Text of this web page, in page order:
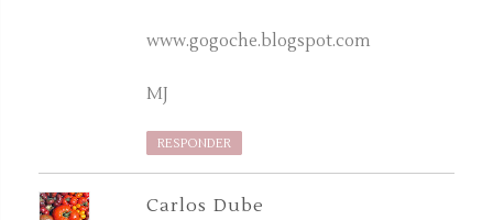
www.gogoche.blogspot.com
MJ
RESPONDER
Carlos Dube